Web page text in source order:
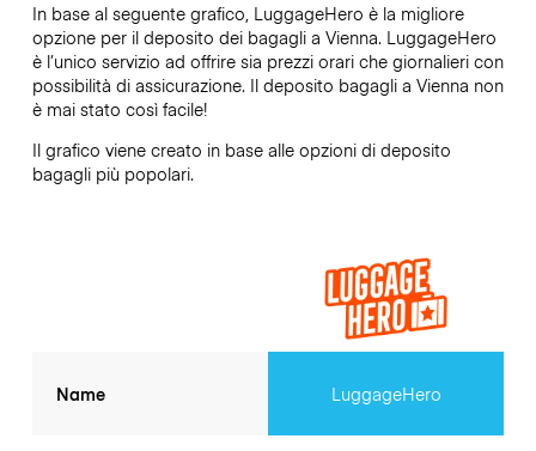
In base al seguente grafico, LuggageHero è la migliore
opzione per il deposito dei bagagli a Vienna. LuggageHero
è l’unico servizio ad offrire sia prezzi orari che giornalieri con
possibilità di assicurazione. Il deposito bagagli a Vienna non
è mai stato così facile!
Il grafico viene creato in base alle opzioni di deposito
bagagli più popolari.
Name LuggageHero